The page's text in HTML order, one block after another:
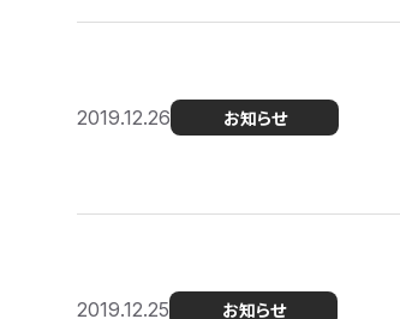
2019.12.26 お知らせ
2019.12.25 お知らせ